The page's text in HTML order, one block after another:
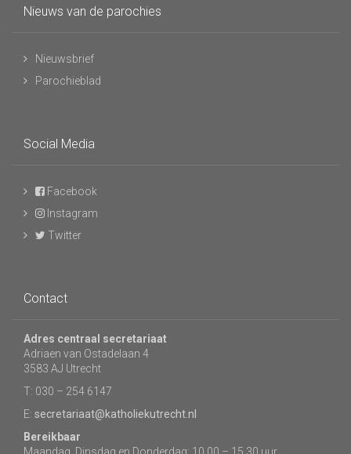
Nieuws van de parochies
Nieuwsbrief
Parochieblad
Social Media
Facebook
Instagram
Twitter
Contact
Adres centraal secretariaat
Adriaen van Ostadelaan 4
3583 AJ Utrecht
T: 030 – 254 6147
E: secretariaat@katholiekutrecht.nl
Bereikbaar